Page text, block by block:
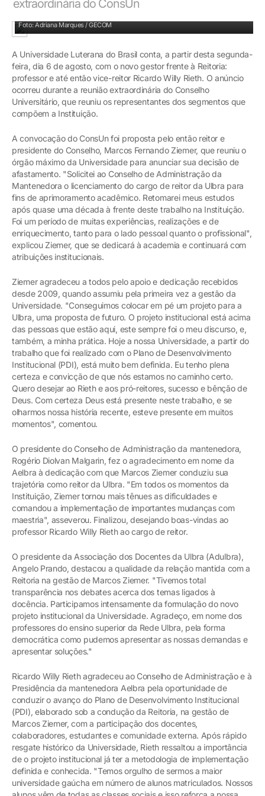
extraordinária do ConsUn
Foto: Adriana Marques / GECOM
A Universidade Luterana do Brasil conta, a partir desta segunda-
feira, dia 6 de agosto, com o novo gestor frente à Reitoria:
professor e até então vice-reitor Ricardo Willy Rieth. O anúncio
ocorreu durante a reunião extraordinária do Conselho
Universitário, que reuniu os representantes dos segmentos que
compõem a Instituição.
A convocação do ConsUn foi proposta pelo então reitor e
presidente do Conselho, Marcos Fernando Ziemer, que reuniu o
órgão máximo da Universidade para anunciar sua decisão de
afastamento. "Solicitei ao Conselho de Administração da
Mantenedora o licenciamento do cargo de reitor da Ulbra para
fins de aprimoramento acadêmico. Retomarei meus estudos
após quase uma década à frente deste trabalho na Instituição.
Foi um período de muitas experiências, realizações e de
enriquecimento, tanto para o lado pessoal quanto o profissional",
explicou Ziemer, que se dedicará à academia e continuará com
atribuições institucionais.
Ziemer agradeceu a todos pelo apoio e dedicação recebidos
desde 2009, quando assumiu pela primeira vez a gestão da
Universidade. "Conseguimos colocar em pé um projeto para a
Ulbra, uma proposta de futuro. O projeto institucional está acima
das pessoas que estão aqui, este sempre foi o meu discurso, e,
também, a minha prática. Hoje a nossa Universidade, a partir do
trabalho que foi realizado com o Plano de Desenvolvimento
Institucional (PDI), está muito bem definida. Eu tenho plena
certeza e convicção de que nós estamos no caminho certo.
Quero desejar ao Rieth e aos pró-reitores, sucesso e bênção de
Deus. Com certeza Deus está presente neste trabalho, e se
olharmos nossa história recente, esteve presente em muitos
momentos", comentou.
O presidente do Conselho de Administração da mantenedora,
Rogério Diolvan Malgarin, fez o agradecimento em nome da
Aelbra à dedicação com que Marcos Ziemer conduziu sua
trajetória como reitor da Ulbra. "Em todos os momentos da
Instituição, Ziemer tornou mais tênues as dificuldades e
comandou a implementação de importantes mudanças com
maestria", asseverou. Finalizou, desejando boas-vindas ao
professor Ricardo Willy Rieth ao cargo de reitor.
O presidente da Associação dos Docentes da Ulbra (Adulbra),
Angelo Prando, destacou a qualidade da relação mantida com a
Reitoria na gestão de Marcos Ziemer. "Tivemos total
transparência nos debates acerca dos temas ligados à
docência. Participamos intensamente da formulação do novo
projeto institucional da Universidade. Agradeço, em nome dos
professores do ensino superior da Rede Ulbra, pela forma
democrática como pudemos apresentar as nossas demandas e
apresentar soluções."
Ricardo Willy Rieth agradeceu ao Conselho de Administração e à
Presidência da mantenedora Aelbra pela oportunidade de
conduzir o avanço do Plano de Desenvolvimento Institucional
(PDI), elaborado sob a condução da Reitoria, na gestão de
Marcos Ziemer, com a participação dos docentes,
colaboradores, estudantes e comunidade externa. Após rápido
resgate histórico da Universidade, Rieth ressaltou a importância
de o projeto institucional já ter a metodologia de implementação
definida e conhecida. "Temos orgulho de sermos a maior
universidade gaúcha em número de alunos matriculados. Nossos